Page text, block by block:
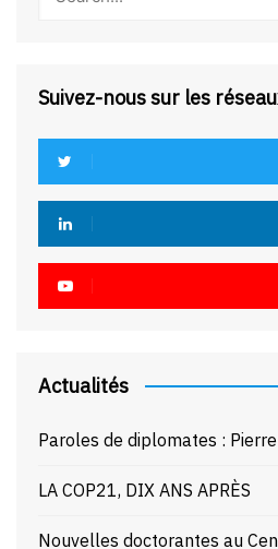
Suivez-nous sur les
Actualités
Paroles de diplomates :
LA COP21, DIX ANS APRÈS
Nouvelles doctorantes au